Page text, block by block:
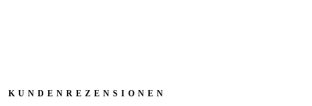
KUNDENREZENSIONEN